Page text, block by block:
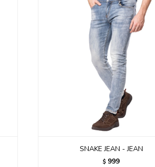
SNAKE JEAN - JEAN
$ 999